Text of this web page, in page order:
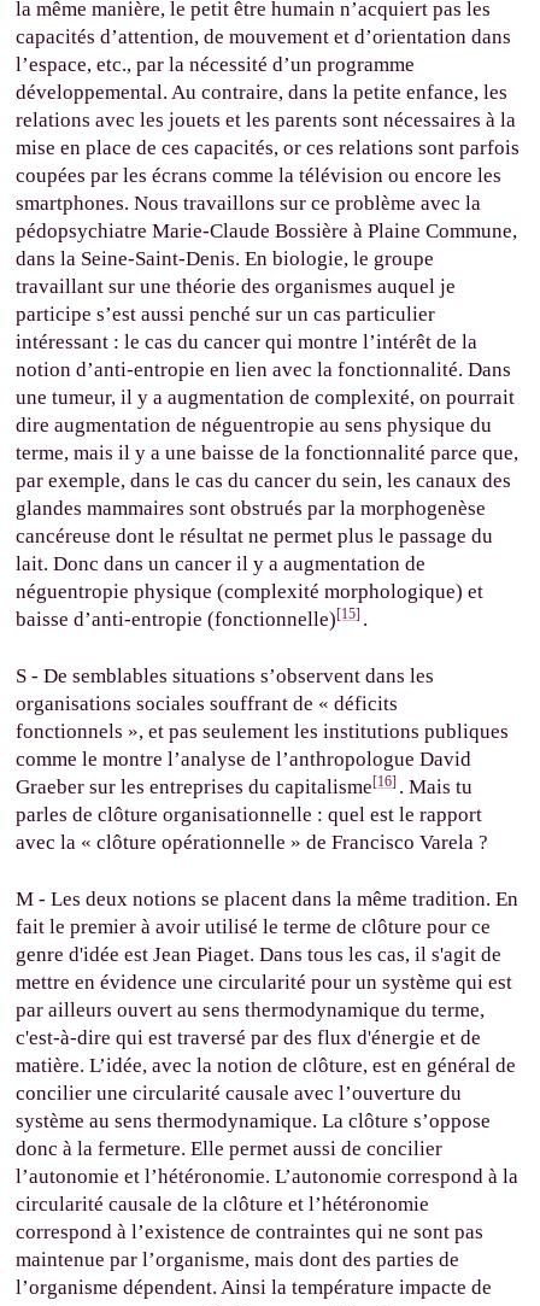
la même manière, le petit être humain n’acquiert pas les
capacités d’attention, de mouvement et d’orientation dans
l’espace, etc., par la nécessité d’un programme
développemental. Au contraire, dans la petite enfance, les
relations avec les jouets et les parents sont nécessaires à la
mise en place de ces capacités, or ces relations sont parfois
coupées par les écrans comme la télévision ou encore les
smartphones. Nous travaillons sur ce problème avec la
pédopsychiatre Marie-Claude Bossière à Plaine Commune,
dans la Seine-Saint-Denis. En biologie, le groupe
travaillant sur une théorie des organismes auquel je
participe s’est aussi penché sur un cas particulier
intéressant : le cas du cancer qui montre l’intérêt de la
notion d’anti-entropie en lien avec la fonctionnalité. Dans
une tumeur, il y a augmentation de complexité, on pourrait
dire augmentation de néguentropie au sens physique du
terme, mais il y a une baisse de la fonctionnalité parce que,
par exemple, dans le cas du cancer du sein, les canaux des
glandes mammaires sont obstrués par la morphogenèse
cancéreuse dont le résultat ne permet plus le passage du
lait. Donc dans un cancer il y a augmentation de
néguentropie physique (complexité morphologique) et
baisse d’anti-entropie (fonctionnelle)[15] .
S - De semblables situations s’observent dans les
organisations sociales souffrant de « déficits
fonctionnels », et pas seulement les institutions publiques
comme le montre l’analyse de l’anthropologue David
Graeber sur les entreprises du capitalisme[16] . Mais tu
parles de clôture organisationnelle : quel est le rapport
avec la « clôture opérationnelle » de Francisco Varela ?
M - Les deux notions se placent dans la même tradition. En
fait le premier à avoir utilisé le terme de clôture pour ce
genre d'idée est Jean Piaget. Dans tous les cas, il s'agit de
mettre en évidence une circularité pour un système qui est
par ailleurs ouvert au sens thermodynamique du terme,
c'est-à-dire qui est traversé par des flux d'énergie et de
matière. L’idée, avec la notion de clôture, est en général de
concilier une circularité causale avec l’ouverture du
système au sens thermodynamique. La clôture s’oppose
donc à la fermeture. Elle permet aussi de concilier
l’autonomie et l’hétéronomie. L’autonomie correspond à la
circularité causale de la clôture et l’hétéronomie
correspond à l’existence de contraintes qui ne sont pas
maintenue par l’organisme, mais dont des parties de
l’organisme dépendent. Ainsi la température impacte de